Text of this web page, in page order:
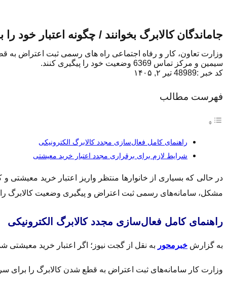
جاماندگان کالابرگ بخوانند / چگونه اعتبار خود را
وزارت تعاون، کار و رفاه اجتماعی راه های رسمی ثبت اعتراض به
سیمین و مرکز تماس 6369 وضعیت خود را پیگیری کنند.
کد خبر :48989
تیر ۲, ۱۴۰۵
فهرست مطالب
راهنمای کامل فعال‌سازی مجدد کالابرگ الکترونیکی
شرایط لازم برای برقراری مجدد اعتبار خرید معیشتی
در حالی که بسیاری از خانوارها منتظر واریز اعتبار خرید معیشتی
مشکل، سامانه‌های رسمی ثبت اعتراض و پیگیری وضعیت کالابرگ
راهنمای کامل فعال‌سازی مجدد کالابرگ الکترونیکی
به گزارش خبرمحور به نقل از گجت نیوز؛ اگر اعتبار خرید
وزارت کار سامانه‌های ثبت اعتراض به قطع شدن کالابرگ را برای